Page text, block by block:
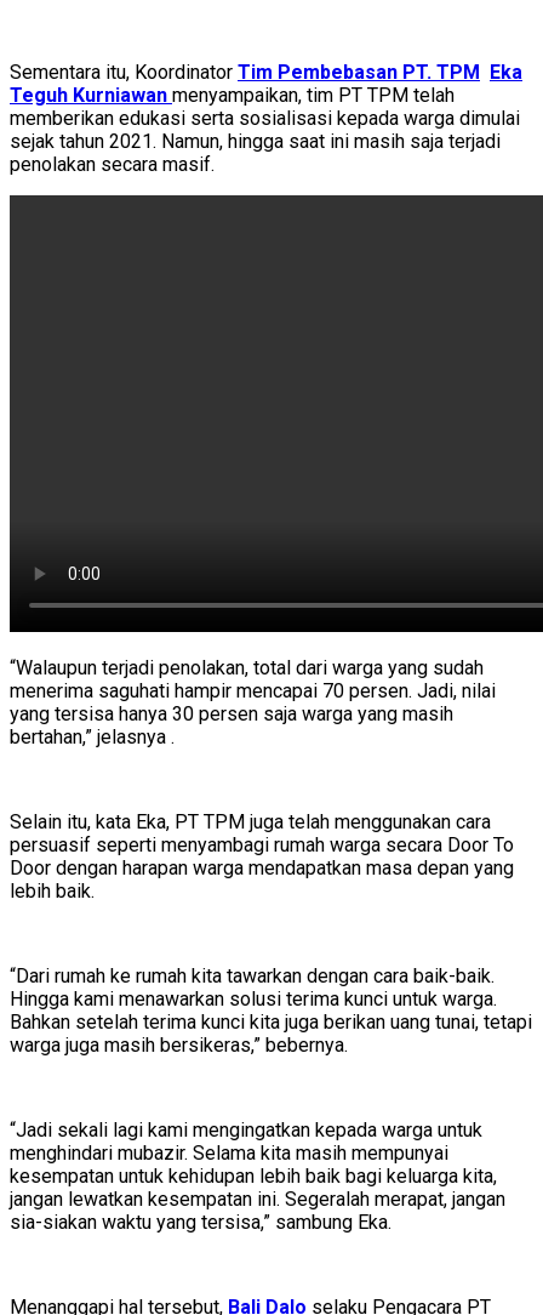
Sementara itu, Koordinator Tim Pembebasan PT. TPM Eka
Teguh Kurniawan menyampaikan, tim PT TPM telah
memberikan edukasi serta sosialisasi kepada warga dimulai
sejak tahun 2021. Namun, hingga saat ini masih saja terjadi
penolakan secara masif.
“Walaupun terjadi penolakan, total dari warga yang sudah
menerima saguhati hampir mencapai 70 persen. Jadi, nilai
yang tersisa hanya 30 persen saja warga yang masih
bertahan,” jelasnya .
Selain itu, kata Eka, PT TPM juga telah menggunakan cara
persuasif seperti menyambagi rumah warga secara Door To
Door dengan harapan warga mendapatkan masa depan yang
lebih baik.
“Dari rumah ke rumah kita tawarkan dengan cara baik-baik.
Hingga kami menawarkan solusi terima kunci untuk warga.
Bahkan setelah terima kunci kita juga berikan uang tunai, tetapi
warga juga masih bersikeras,” bebernya.
“Jadi sekali lagi kami mengingatkan kepada warga untuk
menghindari mubazir. Selama kita masih mempunyai
kesempatan untuk kehidupan lebih baik bagi keluarga kita,
jangan lewatkan kesempatan ini. Segeralah merapat, jangan
sia-siakan waktu yang tersisa,” sambung Eka.
Menanggapi hal tersebut, Bali Dalo selaku Pengacara PT